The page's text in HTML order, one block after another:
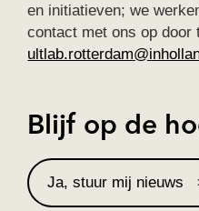
en initiatieven; we
contact met ons op door
Blijf op de
Ja, stuur mij nieuws